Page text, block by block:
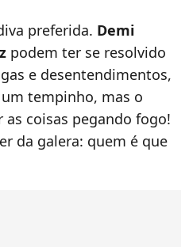
preferida. Demi
podem ter se resolvido
e desentendimentos,
tempinho, mas o
as coisas pegando fogo!
da galera: quem é que